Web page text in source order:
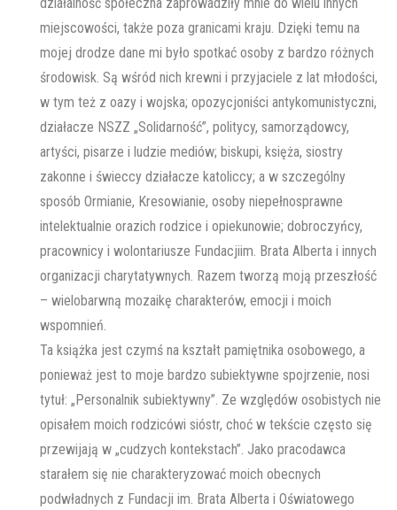
miejscowości, także poza granicami kraju. Dzięki temu na
mojej drodze dane mi było spotkać osoby z bardzo różnych
środowisk. Są wśród nich krewni i przyjaciele z lat młodości,
w tym też z oazy i wojska; opozycjoniści antykomunistyczni,
działacze NSZZ „Solidarność”, politycy, samorządowcy,
artyści, pisarze i ludzie mediów; biskupi, księża, siostry
zakonne i świeccy działacze katoliccy; a w szczególny
sposób Ormianie, Kresowianie, osoby niepełnosprawne
intelektualnie orazich rodzice i opiekunowie; dobroczyńcy,
pracownicy i wolontariusze Fundacjiim. Brata Alberta i innych
organizacji charytatywnych. Razem tworzą moją przeszłość
– wielobarwną mozaikę charakterów, emocji i moich
wspomnień.
Ta książka jest czymś na kształt pamiętnika osobowego, a
ponieważ jest to moje bardzo subiektywne spojrzenie, nosi
tytuł: „Personalnik subiektywny”. Ze względów osobistych nie
opisałem moich rodzicówi sióstr, choć w tekście często się
przewijają w „cudzych kontekstach”. Jako pracodawca
starałem się nie charakteryzować moich obecnych
podwładnych z Fundacji im. Brata Alberta i Oświatowego